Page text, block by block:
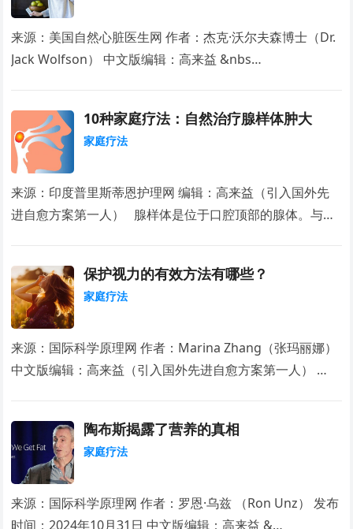
来源：美国自然心脏医生网 作者：杰克·沃尔夫森博士（Dr.
Jack Wolfson） 中文版编辑：高来益 &nbs…
10种家庭疗法：自然治疗腺样体肿大
家庭疗法
来源：印度普里斯蒂恩护理网 编辑：高来益（引入国外先
进自愈方案第一人） 腺样体是位于口腔顶部的腺体。与…
保护视力的有效方法有哪些？
家庭疗法
来源：国际科学原理网 作者：Marina Zhang（张玛丽娜）
中文版编辑：高来益（引入国外先进自愈方案第一人） …
陶布斯揭露了营养的真相
家庭疗法
来源：国际科学原理网 作者：罗恩·乌兹 （Ron Unz） 发布
时间：2024年10月31日 中文版编辑：高来益 &…